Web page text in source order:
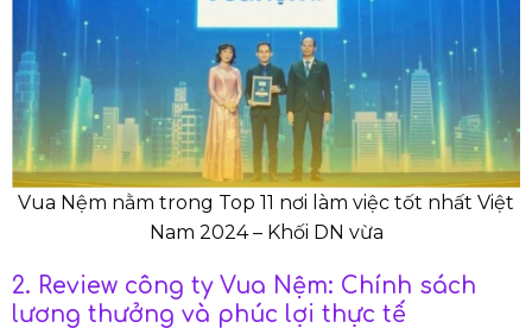
Vua Nệm nằm trong Top 11 nơi làm việc tốt nhất Việt
Nam 2024 – Khối DN vừa
2. Review công ty Vua Nệm: Chính sách
lương thưởng và phúc lợi thực tế